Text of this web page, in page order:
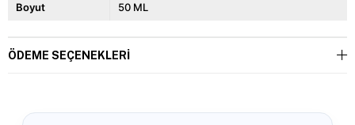
Boyut 50 ML
ÖDEME SEÇENEKLERI